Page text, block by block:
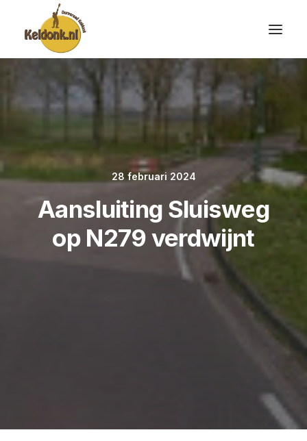
28 februari 2024
Aansluiting Sluisweg
op N279 verdwijnt